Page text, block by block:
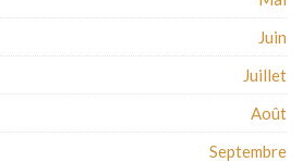
Juin
Juillet
Août
Septembre